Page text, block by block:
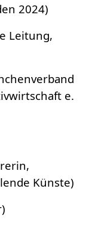
2024)
Leitung,
e.
Künste)